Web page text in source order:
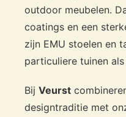
outdoor meubelen.
coatings en een
zijn EMU stoelen en
particuliere tuinen
Bij Veurst
designtraditie met